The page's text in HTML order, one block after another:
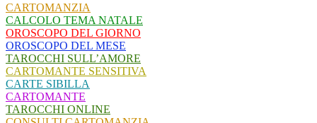
CARTOMANZIA
CALCOLO TEMA NATALE
OROSCOPO DEL GIORNO
OROSCOPO DEL MESE
TAROCCHI SULL’AMORE
CARTOMANTE SENSITIVA
CARTE SIBILLA
CARTOMANTE
TAROCCHI ONLINE